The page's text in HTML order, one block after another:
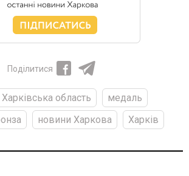
Поділитися
Харківська область
медаль
новини Харкова Харків